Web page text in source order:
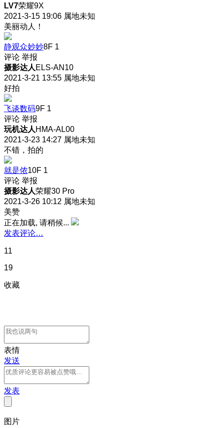
LV7荣耀9X
2021-3-15 19:06 属地未知
美丽动人！
静观众妙妙8F 1
评论 举报
摄影达人 ELS-AN10
2021-3-21 13:55 属地未知
好拍
飞谈数码9F 1
评论 举报
玩机达人 HMA-AL00
2021-3-23 14:27 属地未知
不错，拍的
就是侬10F 1
评论 举报
摄影达人荣耀30 Pro
2021-3-26 10:12 属地未知
美赞
正在加载, 请稍候...
发表评论…
11
19
收藏
表情
发送
发表
图片